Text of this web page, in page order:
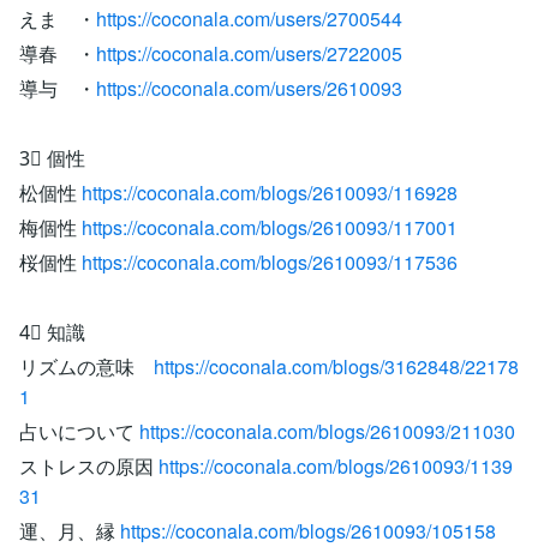
えま ・ https://coconala.com/users/2700544
導春 ・ https://coconala.com/users/2722005
導与 ・ https://coconala.com/users/2610093
3⃣ 個性
松個性 https://coconala.com/blogs/2610093/116928
梅個性 https://coconala.com/blogs/2610093/117001
桜個性 https://coconala.com/blogs/2610093/117536
4⃣ 知識
リズムの意味 https://coconala.com/blogs/3162848/22178
1
占いについて https://coconala.com/blogs/2610093/211030
ストレスの原因 https://coconala.com/blogs/2610093/1139
31
運、月、縁 https://coconala.com/blogs/2610093/105158